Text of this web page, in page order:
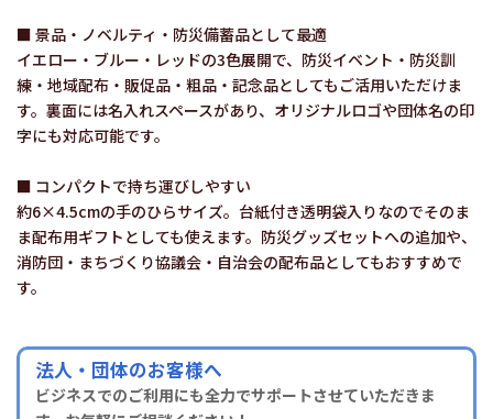
■ 景品・ノベルティ・防災備蓄品として最適
イエロー・ブルー・レッドの3色展開で、防災イベント・防災訓
練・地域配布・販促品・粗品・記念品としてもご活用いただけま
す。裏面には名入れスペースがあり、オリジナルロゴや団体名の印
字にも対応可能です。
■ コンパクトで持ち運びしやすい
約6×4.5cmの手のひらサイズ。台紙付き透明袋入りなのでそのま
ま配布用ギフトとしても使えます。防災グッズセットへの追加や、
消防団・まちづくり協議会・自治会の配布品としてもおすすめで
す。
法人・団体のお客様へ
ビジネスでのご利用にも全力でサポートさせていただきま